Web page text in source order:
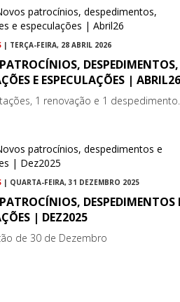
| TERÇA-FEIRA, 28 ABRIL 2026
DESPEDIMENTOS,
E ESPECULAÇÕES | ABRIL26
1 renovação e 1 despedimento...
| QUARTA-FEIRA, 31 DEZEMBRO 2025
DESPEDIMENTOS
| DEZ2025
de 30 de Dezembro